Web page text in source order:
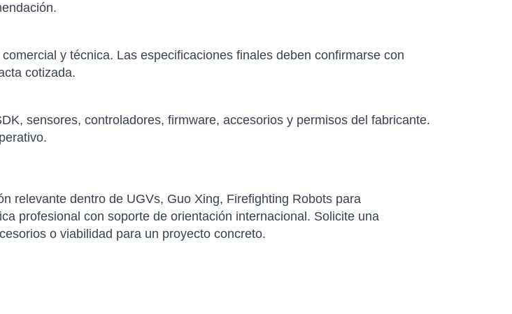
y técnica. Las especificaciones finales deben confirmarse con
cotizada.
sensores, controladores, firmware, accesorios y permisos del fabricante.
relevante dentro de UGVs, Guo Xing, Firefighting Robots para
profesional con soporte de orientación internacional. Solicite una
o viabilidad para un proyecto concreto.